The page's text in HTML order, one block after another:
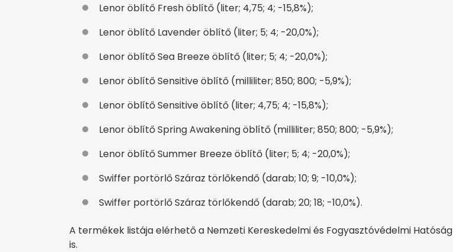
Lenor öblítő Fresh öblítő (liter; 4,75; 4; -15,8%);
Lenor öblítő Lavender öblítő (liter; 5; 4; -20,0%);
Lenor öblítő Sea Breeze öblítő (liter; 5; 4; -20,0%);
Lenor öblítő Sensitive öblítő (milliliter; 850; 800; -5,9%);
Lenor öblítő Sensitive öblítő (liter; 4,75; 4; -15,8%);
Lenor öblítő Spring Awakening öblítő (milliliter; 850; 800; -5,9%);
Lenor öblítő Summer Breeze öblítő (liter; 5; 4; -20,0%);
Swiffer portörlő Száraz törlőkendő (darab; 10; 9; -10,0%);
Swiffer portörlő Száraz törlőkendő (darab; 20; 18; -10,0%).
A termékek listája elérhető a Nemzeti Kereskedelmi és Fogyasztóvédelmi Hatóság
is.